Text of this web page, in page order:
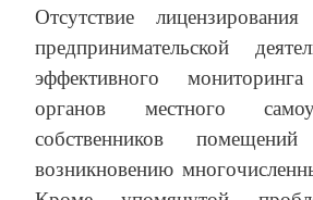
Отсутствие
предпринимательской
эффективного
органов местного
собственников
возникновению